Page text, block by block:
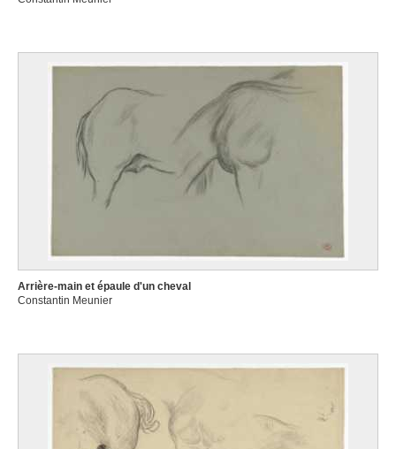
Arrière-main et épaule d'un cheval
Constantin Meunier